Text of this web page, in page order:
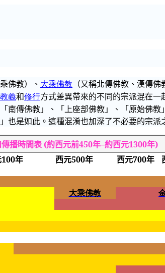
佛教）、 大乘佛教 （又稱北傳佛教、漢傳
教義和修行方式差異帶來的不同的宗派混在
南傳佛教」、「上座部佛教」、「原始佛
也是如此。這種混淆也加深了不必要的宗派
播時間表 (約西元前450年–約西元1300年)
100年 西元500年 西元700年
大乘佛教